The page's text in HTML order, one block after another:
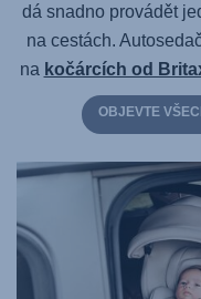
dá snadno provádět
na cestách.
na kočárcích od
OBJEVTE